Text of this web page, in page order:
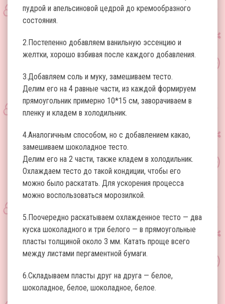
пудрой и апельсиновой цедрой до кремообразного
состояния.
2.Постепенно добавляем ванильную эссенцию и
желтки, хорошо взбивая после каждого добавления.
3.Добавляем соль и муку, замешиваем тесто.
Делим его на 4 равные части, из каждой формируем
прямоугольник примерно 10*15 см, заворачиваем в
пленку и кладем в холодильник.
4.Аналогичным способом, но с добавлением какао,
замешиваем шоколадное тесто.
Делим его на 2 части, также кладем в холодильник.
Охлаждаем тесто до такой кондиции, чтобы его
можно было раскатать. Для ускорения процесса
можно воспользоваться морозилкой.
5.Поочередно раскатываем охлажденное тесто — два
куска шоколадного и три белого — в прямоугольные
пласты толщиной около 3 мм. Катать проще всего
между листами пергаментной бумаги.
6.Складываем пласты друг на друга — белое,
шоколадное, белое, шоколадное, белое.